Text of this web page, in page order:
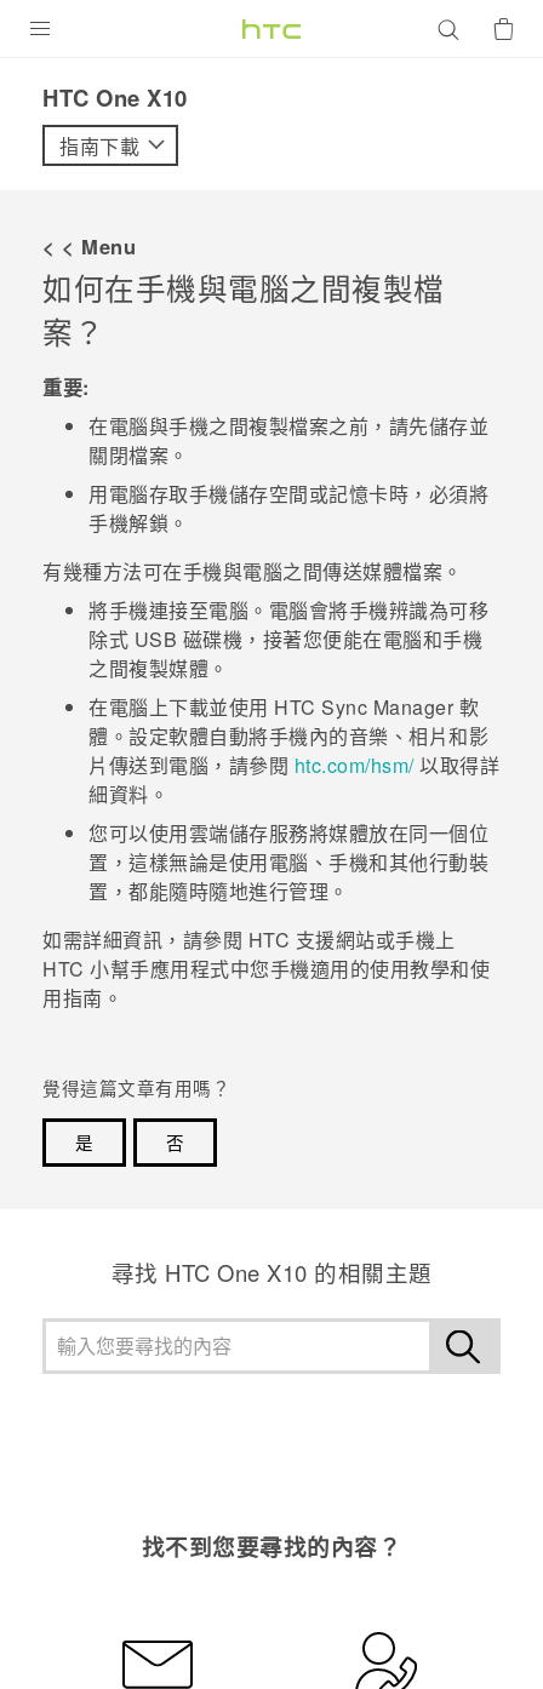
VIVE
配件
VIVERSE
優惠專區
焦點訊息
企業採購
銷售門市
銷售通路
支援服務
VIVELAND
HTC One X10‎
指南下載
< < Menu
如何在手機與電腦之間複製檔
案？
重要:
在電腦與手機之間複製檔案之前，請先儲存並
關閉檔案。
用電腦存取手機儲存空間或記憶卡時，必須將
手機解鎖。
有幾種方法可在手機與電腦之間傳送媒體檔案。
將手機連接至電腦。電腦會將手機辨識為可移
除式 USB 磁碟機，接著您便能在電腦和手機
之間複製媒體。
在電腦上下載並使用 HTC Sync Manager 軟
體。設定軟體自動將手機內的音樂、相片和影
片傳送到電腦，請參閱 htc‍.‍com‍/‍hsm‍/以取得詳
細資料。
您可以使用雲端儲存服務將媒體放在同一個位
置，這樣無論是使用電腦、手機和其他行動裝
置，都能隨時隨地進行管理。
如需詳細資訊，請參閱 HTC 支援網站或手機上
HTC 小幫手應用程式中您手機適用的使用教學和使
用指南。
覺得這篇文章有用嗎？
是
否
尋找 HTC One X10 的相關主題
找不到您要尋找的內容？